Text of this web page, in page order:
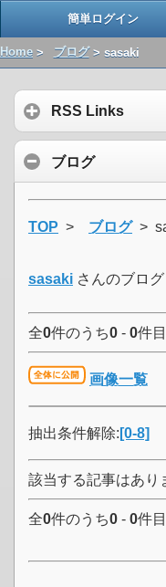
簡単ログイン
Home > ブログ> sasaki
RSS Links
ブログ
TOP > ブログ>
sasaki さんのブログ
全0件のうち0 - 0件
画像一覧
抽出条件解除: [0-8]
該当する記事はあり
全0件のうち0 - 0件